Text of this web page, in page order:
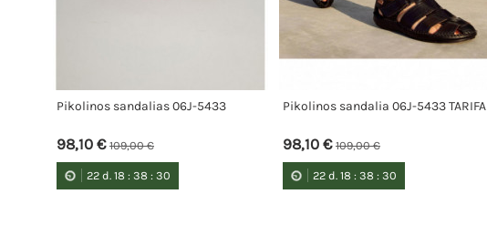
Pikolinos sandalias 06J-5433
98,10 € 109,00 €
22d. 18 : 38 : 29
Pikolinos sandalia 06J-5433 TARIFA
98,10 € 109,00 €
22d. 18 : 38 : 29